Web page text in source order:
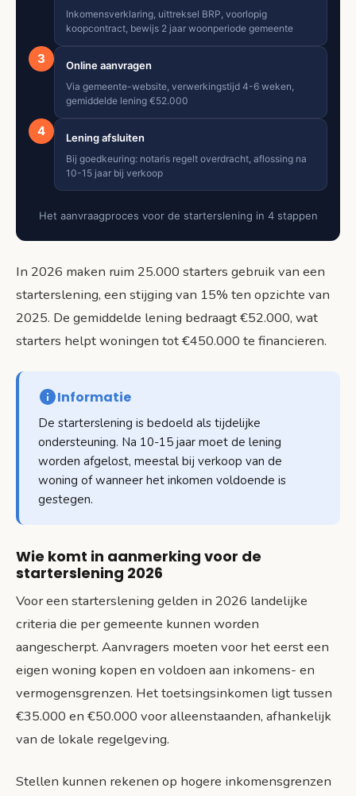
Inkomensverklaring, uittreksel BRP, voorlopig
koopcontract, bewijs 2 jaar woonperiode gemeente
3 Online aanvragen
Via gemeente-website, verwerkingstijd 4-6 weken,
gemiddelde lening €52.000
4 Lening afsluiten
Bij goedkeuring: notaris regelt overdracht, aflossing na
10-15 jaar bij verkoop
Het aanvraagproces voor de starterslening in 4 stappen
In 2026 maken ruim 25.000 starters gebruik van een
starterslening, een stijging van 15% ten opzichte van
2025. De gemiddelde lening bedraagt €52.000, wat
starters helpt woningen tot €450.000 te financieren.
Informatie
De starterslening is bedoeld als tijdelijke
ondersteuning. Na 10-15 jaar moet de lening
worden afgelost, meestal bij verkoop van de
woning of wanneer het inkomen voldoende is
gestegen.
Wie komt in aanmerking voor de
starterslening 2026
Voor een starterslening gelden in 2026 landelijke
criteria die per gemeente kunnen worden
aangescherpt. Aanvragers moeten voor het eerst een
eigen woning kopen en voldoen aan inkomens- en
vermogensgrenzen. Het toetsingsinkomen ligt tussen
€35.000 en €50.000 voor alleenstaanden, afhankelijk
van de lokale regelgeving.
Stellen kunnen rekenen op hogere inkomensgrenzen